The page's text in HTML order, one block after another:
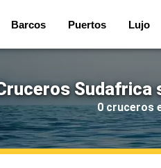
Barcos Puertos Lujo
Sudafrica
0 cruceros